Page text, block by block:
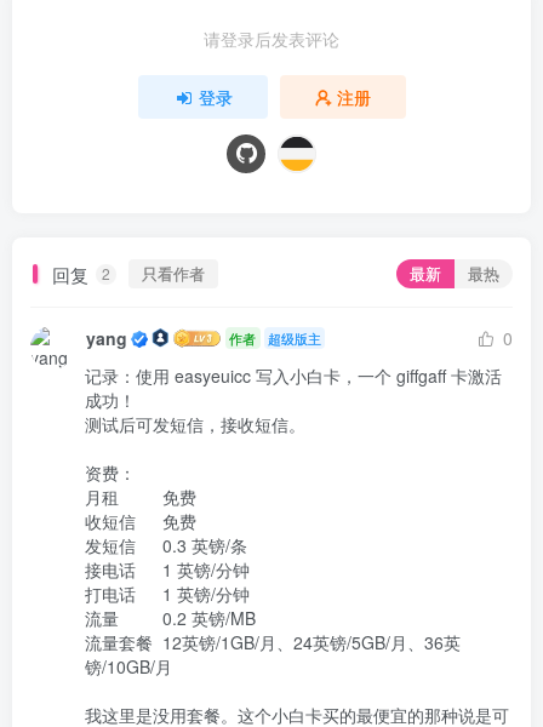
请登录后发表评论
登录 注册
回复 2 只看作者 最新 最热
yang 作者 超级版主
0
记录：使用 easyeuicc 写入小白卡，一个 giffgaff 卡激活
成功！
测试后可发短信，接收短信。
资费：
月租	        免费
收短信	免费
发短信	0.3 英镑/条
接电话	1 英镑/分钟
打电话	1 英镑/分钟
流量	        0.2 英镑/MB
流量套餐	12英镑/1GB/月、24英镑/5GB/月、36英
镑/10GB/月
我这里是没用套餐。这个小白卡买的最便宜的那种说是可